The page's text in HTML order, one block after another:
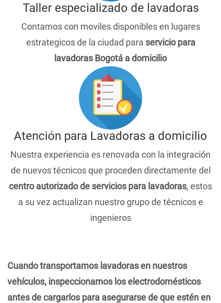
Taller especializado de lavadoras
Contamos con moviles disponibles en lugares
estrategicos de la ciudad para servicio para
lavadoras Bogotá a domicilio
Atención para Lavadoras a domicilio
Nuestra experiencia es renovada con la integración
de nuevos técnicos que proceden directamente del
centro autorizado de servicios para lavadoras, estos
a su vez actualizan nuestro grupo de técnicos e
ingenieros
Cuando transportamos lavadoras en nuestros
vehículos, inspeccionamos los electrodomésticos
antes de cargarlos para asegurarse de que estén en